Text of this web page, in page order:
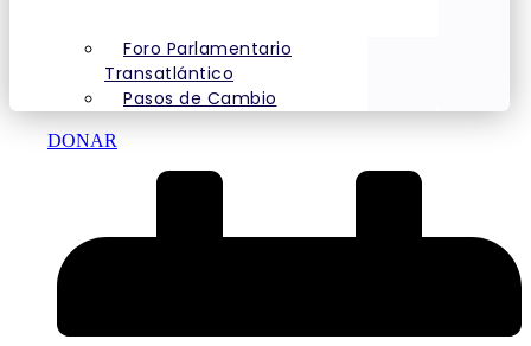
Foro Parlamentario
Transatlántico
Pasos de Cambio
DONAR